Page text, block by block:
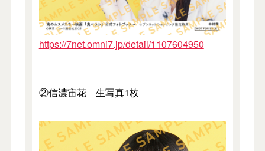
https://7net.omni7.jp/detail/1107604950
②信濃宙花 生写真1枚